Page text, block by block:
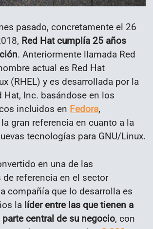
pasado, concretamente el 26
Red Hat cumplía 25 años
. Anteriormente llamada Red
actual es Red Hat
(RHEL) y es desarrollada por la
Hat, Inc. basándose en los
incluidos en Fedora,
gran referencia en cuanto a la
tecnologías para GNU/Linux.
en una de las
referencia en el sector
compañía que lo desarrolla es
la líder entre las que tienen a
central de su negocio, con